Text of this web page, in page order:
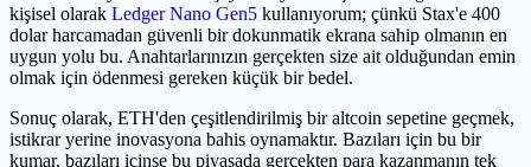
kişisel olarak Ledger Nano Gen5 kullanıyorum; çünkü Stax'e 400
dolar harcamadan güvenli bir dokunmatik ekrana sahip olmanın en
uygun yolu bu. Anahtarlarınızın gerçekten size ait olduğundan emin
olmak için ödenmesi gereken küçük bir bedel.
Sonuç olarak, ETH'den çeşitlendirilmiş bir altcoin sepetine geçmek,
istikrar yerine inovasyona bahis oynamaktır. Bazıları için bu bir
kumar, bazıları içinse bu piyasada gerçekten para kazanmanın tek